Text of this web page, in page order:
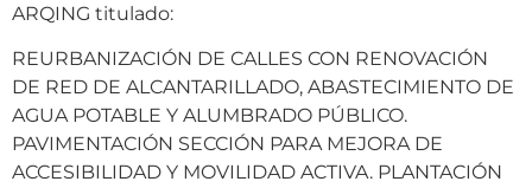
ARQING titulado:
REURBANIZACIÓN DE CALLES CON RENOVACIÓN
DE RED DE ALCANTARILLADO, ABASTECIMIENTO DE
AGUA POTABLE Y ALUMBRADO PÚBLICO.
PAVIMENTACIÓN SECCIÓN PARA MEJORA DE
ACCESIBILIDAD Y MOVILIDAD ACTIVA. PLANTACIÓN